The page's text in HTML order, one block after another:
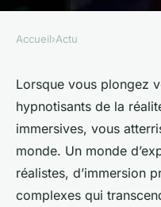
les avancées
de la réalité
applications
admin•11 novembre 2023•
Accueil›Actu
Lorsque vous plongez
hypnotisants de la
immersives, vous
monde. Un monde
réalistes, d’immersion
complexes qui